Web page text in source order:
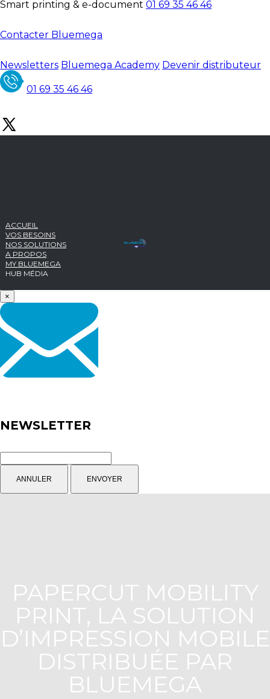
Smart printing & e-document 01 69 35 46 46
Contacter Bluemega
Newsletters Bluemega Academy Devenir distributeur
01 69 35 46 46
ACCUEIL
VOS BESOINS
NOS SOLUTIONS
A PROPOS
MY BLUEMEGA
HUB MÉDIA
×
NEWSLETTER
PAPERCUT MOBILITY
PRINT, LA SOLUTION
D’IMPRESSION MOBILE
DISTRIBUÉE PAR
BLUEMEGA